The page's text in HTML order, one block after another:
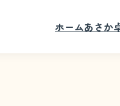
ホームあさか